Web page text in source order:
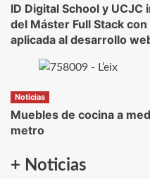
ID Digital School y
del Máster Full Stack
aplicada al desarrollo
Noticias
Muebles de cocina a
metro
+ Noticias